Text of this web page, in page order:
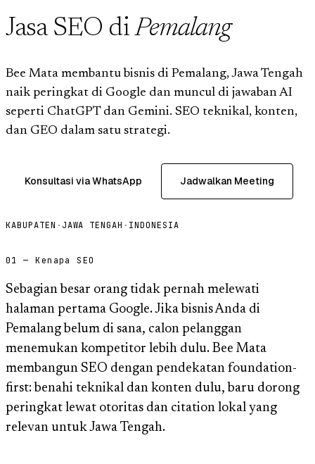
Jasa SEO diPemalang
Bee Mata membantu bisnis di Pemalang, Jawa Tengah
naik peringkat di Google dan muncul di jawaban AI
seperti ChatGPT dan Gemini. SEO teknikal, konten,
dan GEO dalam satu strategi.
Konsultasi via WhatsApp Jadwalkan Meeting
KABUPATEN · JAWA TENGAH · INDONESIA
01 — Kenapa SEO
Sebagian besar orang tidak pernah melewati
halaman pertama Google. Jika bisnis Anda di
Pemalang belum di sana, calon pelanggan
menemukan kompetitor lebih dulu. Bee Mata
membangun SEO dengan pendekatan foundation-
first: benahi teknikal dan konten dulu, baru dorong
peringkat lewat otoritas dan citation lokal yang
relevan untuk Jawa Tengah.